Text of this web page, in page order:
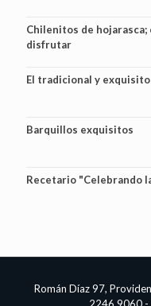
Chilenitos de
disfrutar
El tradicional y exquisito
Barquillos exquisitos
Recetario "Celebrando
Román Díaz 97,
2246 9060 -